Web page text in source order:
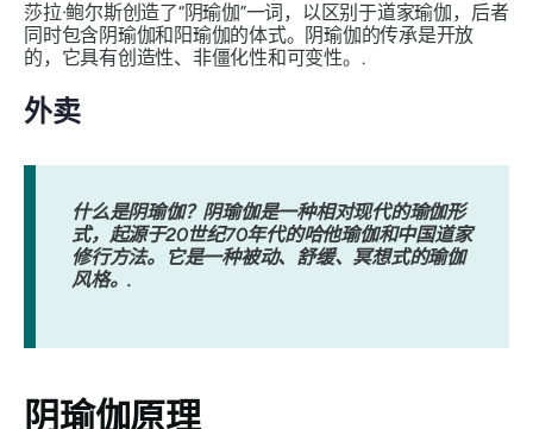
莎拉·鲍尔斯创造了“阴瑜伽”一词，以区别于道家瑜伽，后者
同时包含阴瑜伽和阳瑜伽的体式。阴瑜伽的传承是开放
的，它具有创造性、非僵化性和可变性。.
外卖
什么是阴瑜伽？阴瑜伽是一种相对现代的瑜伽形
式，起源于20世纪70年代的哈他瑜伽和中国道家
修行方法。它是一种被动、舒缓、冥想式的瑜伽
风格。.
阴瑜伽原理